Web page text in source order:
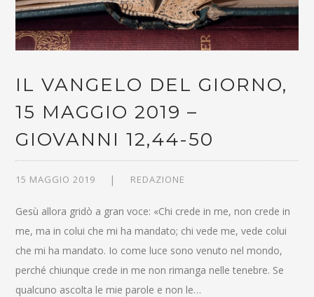
IL VANGELO DEL GIORNO,
15 MAGGIO 2019 –
GIOVANNI 12,44-50
15 MAGGIO 2019 REDAZIONE
Gesù allora gridò a gran voce: «Chi crede in me, non crede in
me, ma in colui che mi ha mandato; chi vede me, vede colui
che mi ha mandato. Io come luce sono venuto nel mondo,
perché chiunque crede in me non rimanga nelle tenebre. Se
qualcuno ascolta le mie parole e non le…